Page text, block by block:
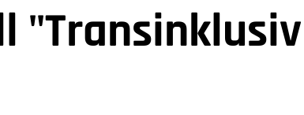
"Transinklusiv